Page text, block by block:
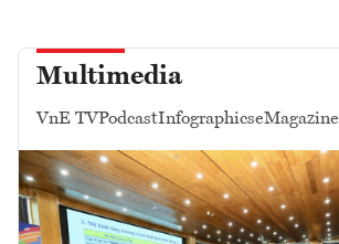
Multimedia
VnE TVPodcastInfographicseMagazine